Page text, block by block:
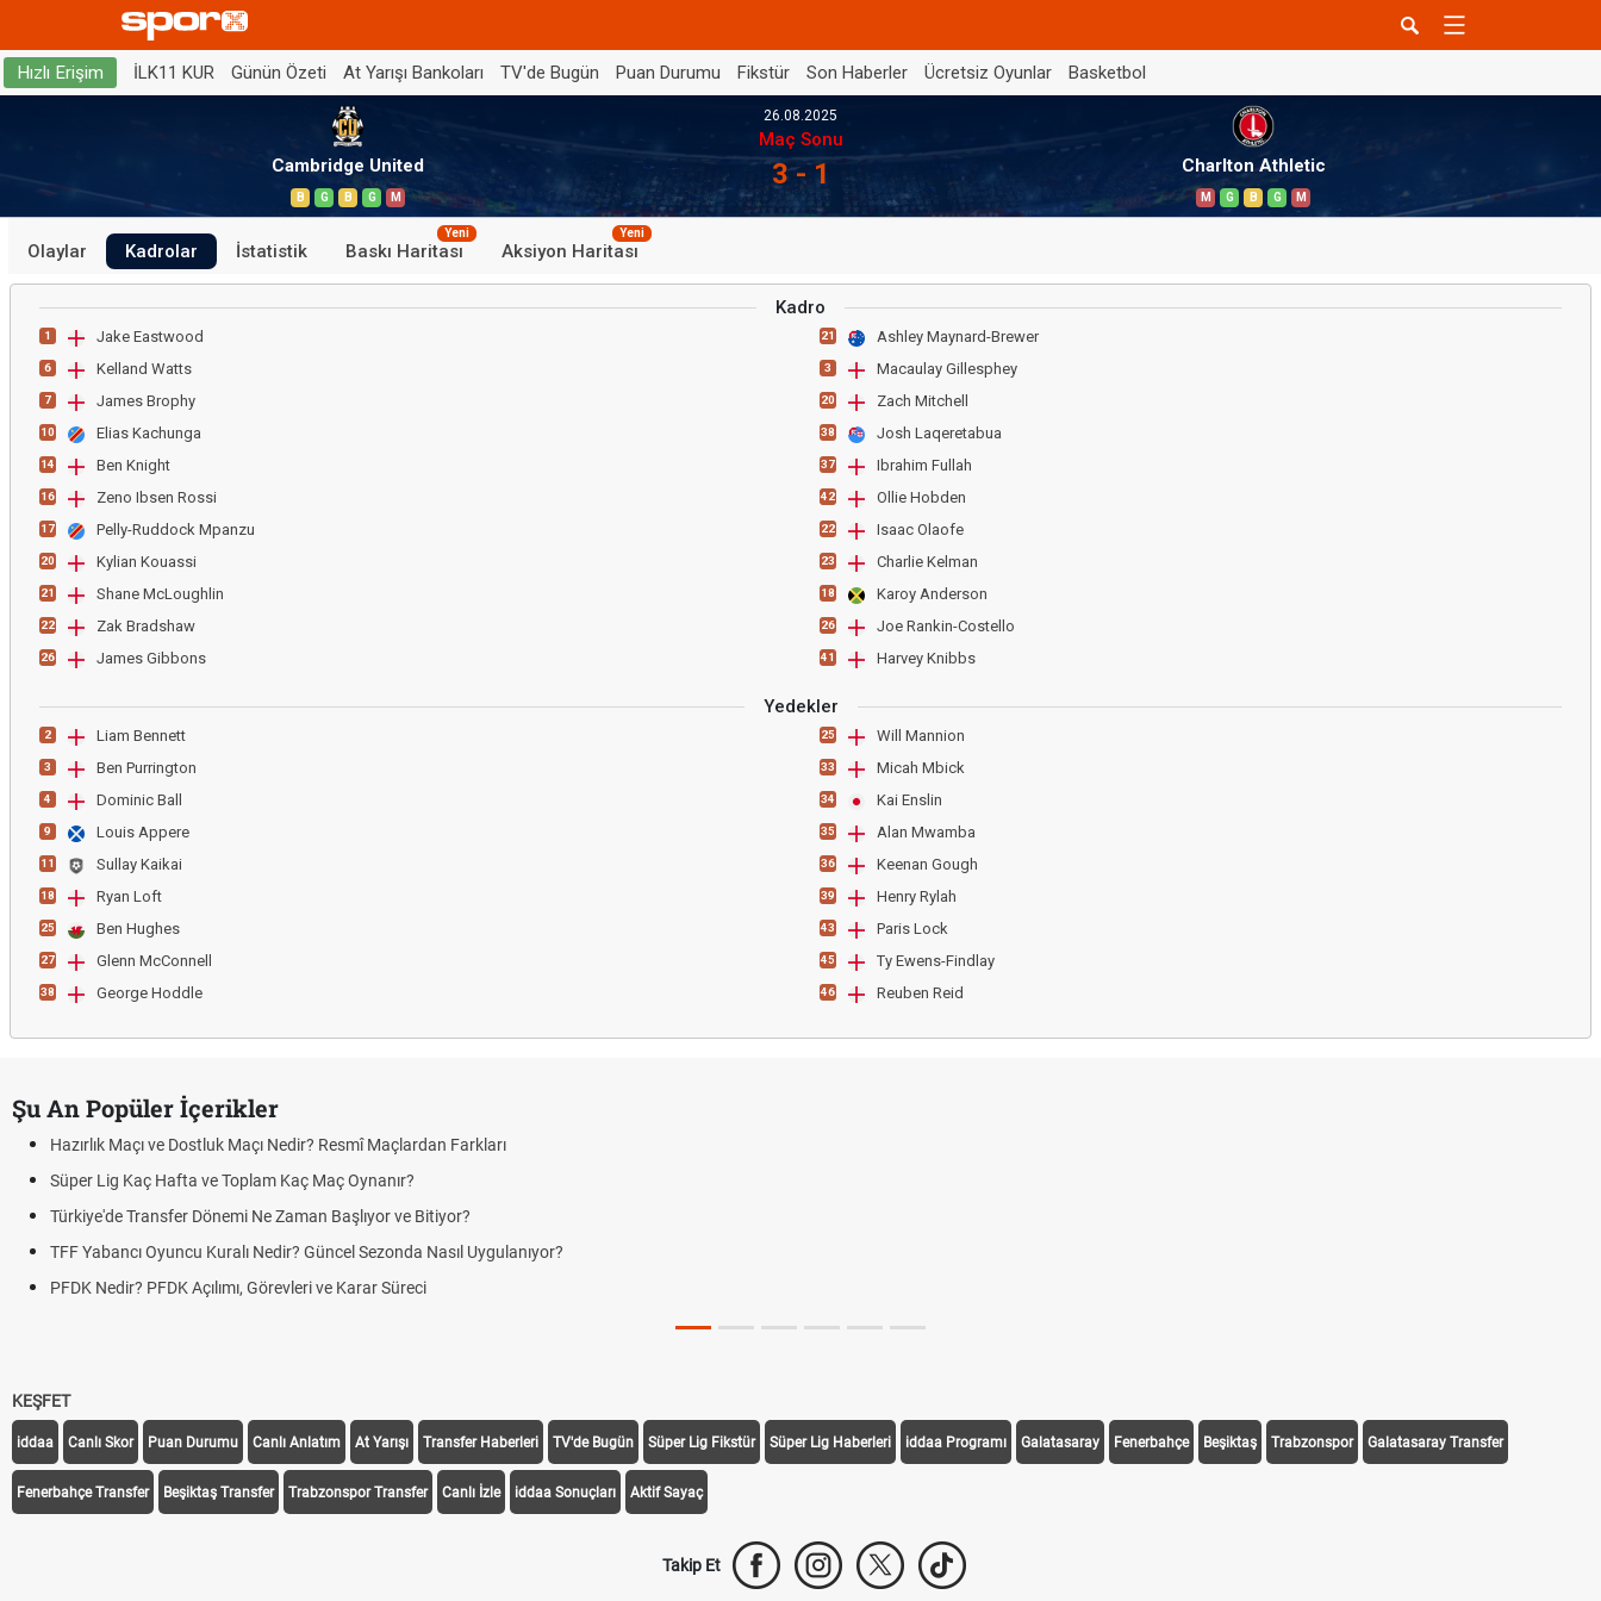
Hızlı Erişim İLK11 KUR Günün Özeti At Yarışı Bankoları TV'de Bugün Puan Durumu Fikstür Son Haberler Ücretsiz Oyunlar Basketbol
Cambridge United
B G B G M
26.08.2025
Maç Sonu
3 - 1 Charlton Athletic
M G B G M
Olaylar Kadrolar İstatistik Baskı Haritası
Yeni
Aksiyon Haritası
Yeni
Kadro
1 Jake Eastwood
6 Kelland Watts
7 James Brophy
10 Elias Kachunga
14 Ben Knight
16 Zeno Ibsen Rossi
17 Pelly-Ruddock Mpanzu
20 Kylian Kouassi
21 Shane McLoughlin
22 Zak Bradshaw
26 James Gibbons
21 Ashley Maynard-Brewer
3 Macaulay Gillesphey
20 Zach Mitchell
38 Josh Laqeretabua
37 Ibrahim Fullah
42 Ollie Hobden
22 Isaac Olaofe
23 Charlie Kelman
18 Karoy Anderson
26 Joe Rankin-Costello
41 Harvey Knibbs
Yedekler
2 Liam Bennett
3 Ben Purrington
4 Dominic Ball
9 Louis Appere
11 Sullay Kaikai
18 Ryan Loft
25 Ben Hughes
27 Glenn McConnell
38 George Hoddle
25 Will Mannion
33 Micah Mbick
34 Kai Enslin
35 Alan Mwamba
36 Keenan Gough
39 Henry Rylah
43 Paris Lock
45 Ty Ewens-Findlay
46 Reuben Reid
Şu An Popüler İçerikler
Hazırlık Maçı ve Dostluk Maçı Nedir? Resmî Maçlardan Farkları
Süper Lig Kaç Hafta ve Toplam Kaç Maç Oynanır?
Türkiye'de Transfer Dönemi Ne Zaman Başlıyor ve Bitiyor?
TFF Yabancı Oyuncu Kuralı Nedir? Güncel Sezonda Nasıl Uygulanıyor?
PFDK Nedir? PFDK Açılımı, Görevleri ve Karar Süreci
KEŞFET
iddaa Canlı Skor Puan Durumu Canlı Anlatım At Yarışı Transfer Haberleri TV'de Bugün Süper Lig Fikstür Süper Lig Haberleri iddaa Programı Galatasaray Fenerbahçe Beşiktaş Trabzonspor Galatasaray Transfer
Fenerbahçe Transfer Beşiktaş Transfer Trabzonspor Transfer Canlı İzle iddaa Sonuçları Aktif Sayaç
Takip Et